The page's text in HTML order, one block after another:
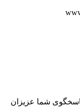
شما عزیزان